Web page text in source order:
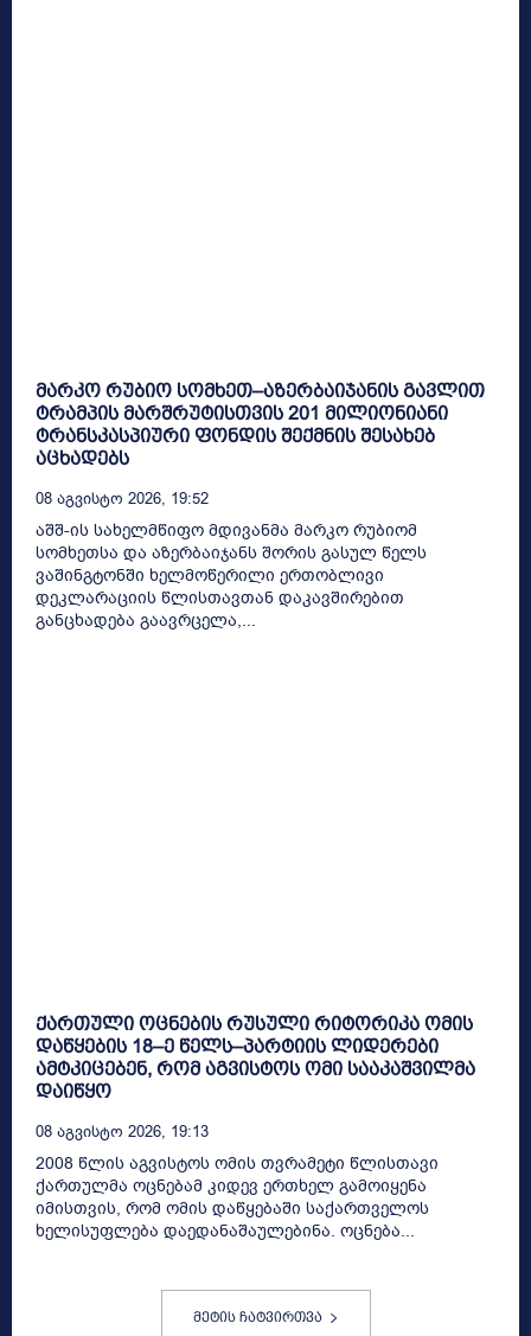
მარკო რუბიო სომხეთ–აზერბაიჯანის გავლით
ტრამპის მარშრუტისთვის 201 მილიონიანი
ტრანსკასპიური ფონდის შექმნის შესახებ
აცხადებს
08 Აგვისტო 2026, 19:52
აშშ-ის სახელმწიფო მდივანმა მარკო რუბიომ
სომხეთსა და აზერბაიჯანს შორის გასულ წელს
ვაშინგტონში ხელმოწერილი ერთობლივი
დეკლარაციის წლისთავთან დაკავშირებით
განცხადება გაავრცელა,...
ქართული ოცნების რუსული რიტორიკა ომის
დაწყების 18–ე წელს–პარტიის ლიდერები
ამტკიცებენ, რომ აგვისტოს ომი სააკაშვილმა
დაიწყო
08 Აგვისტო 2026, 19:13
2008 წლის აგვისტოს ომის თვრამეტი წლისთავი
ქართულმა ოცნებამ კიდევ ერთხელ გამოიყენა
იმისთვის, რომ ომის დაწყებაში საქართველოს
ხელისუფლება დაედანაშაულებინა. ოცნება...
მეტის ჩატვირთვა